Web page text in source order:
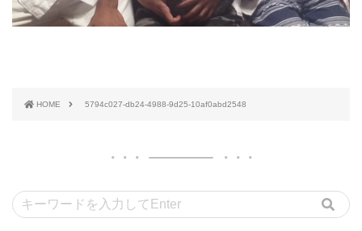
HOME 5794c027-db24-4988-9d25-10af0abd2548